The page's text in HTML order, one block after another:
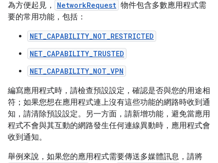
為方便起見，
NetworkRequest 物件包含多數應用程式需
要的常用功能，包括：
NET_CAPABILITY_NOT_RESTRICTED
NET_CAPABILITY_TRUSTED
NET_CAPABILITY_NOT_VPN
編寫應用程式時，請檢查預設設定，確認是否與您的用途相
符；如果您想在應用程式連上沒有這些功能的網路時收到通
知，請清除預設設定。另一方面，請新增功能，避免當應用
程式不會與其互動的網路發生任何連線異動時，應用程式會
收到通知。
舉例來說，如果您的應用程式需要傳送多媒體訊息，請將